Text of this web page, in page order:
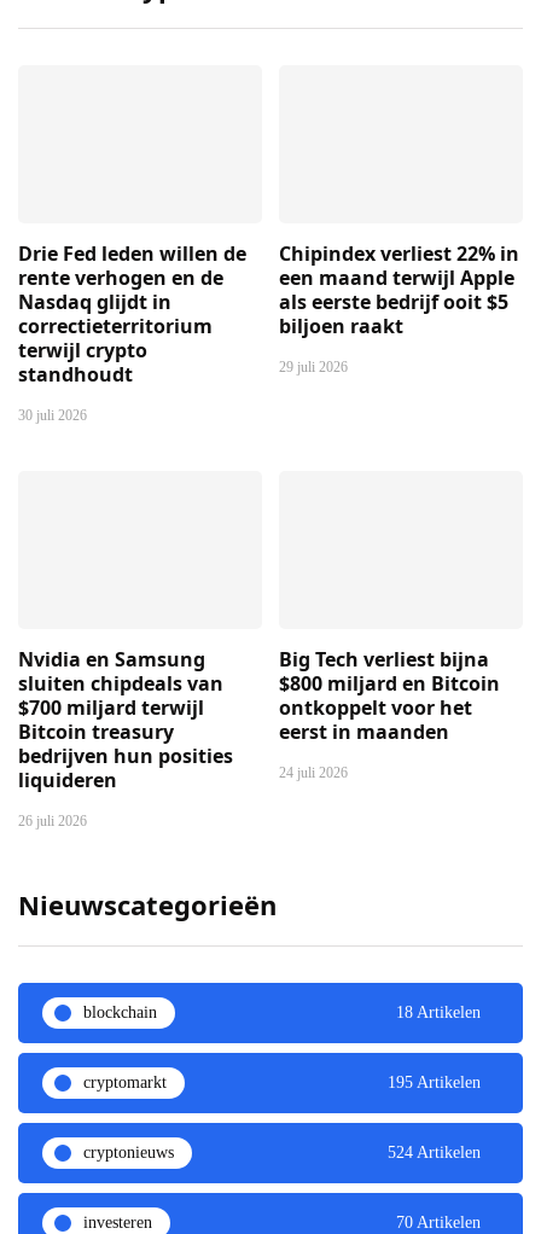
Drie Fed leden willen de
rente verhogen en de
Nasdaq glijdt in
correctieterritorium
terwijl crypto
standhoudt
30 juli 2026
Chipindex verliest 22% in
een maand terwijl Apple
als eerste bedrijf ooit $5
biljoen raakt
29 juli 2026
Nvidia en Samsung
sluiten chipdeals van
$700 miljard terwijl
Bitcoin treasury
bedrijven hun posities
liquideren
26 juli 2026
Big Tech verliest bijna
$800 miljard en Bitcoin
ontkoppelt voor het
eerst in maanden
24 juli 2026
Nieuwscategorieën
blockchain 18 Artikelen
cryptomarkt 195 Artikelen
cryptonieuws 524 Artikelen
investeren 70 Artikelen